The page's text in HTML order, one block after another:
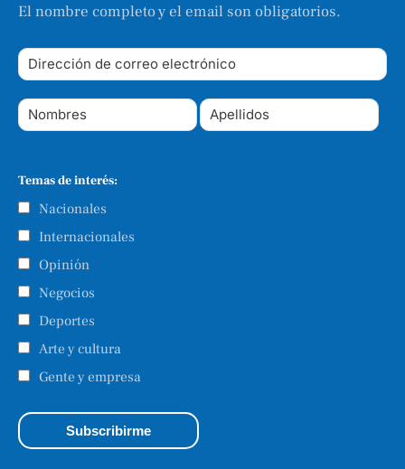
El nombre completo y el email son obligatorios.
Temas de interés:
Nacionales
Internacionales
Opinión
Negocios
Deportes
Arte y cultura
Gente y empresa